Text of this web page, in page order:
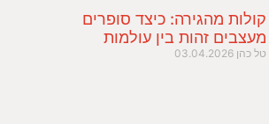
קולות מהגירה: כיצד סופרים
מעצבים זהות בין עולמות
טל כהן 03.04.2026